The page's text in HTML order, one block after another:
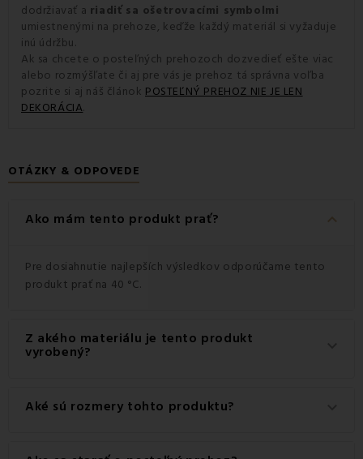
dodržiavať a riadiť sa ošetrovacími symbolmi
umiestnenými na prehoze, keďže každý materiál si vyžaduje
inú údržbu.
Ak sa chcete o posteľných prehozoch dozvedieť ešte viac
alebo rozmýšľate či aj pre vás je prehoz tá správna voľba
pozrite si aj náš článok POSTEĽNÝ PREHOZ NIE JE LEN
DEKORÁCIA.
OTÁZKY & ODPOVEDE
Ako mám tento produkt prať? keyboard_arrow_down
Pre dosiahnutie najlepších výsledkov odporúčame tento
produkt prať na 40 °C.
Z akého materiálu je tento produkt
vyrobený?
Tento produkt je vyrobený z kvalitného materiálu: 100%
Aké sú rozmery tohto produktu?
Dostupné rozmery pre tento produkt sú: Vankúš 40x40.